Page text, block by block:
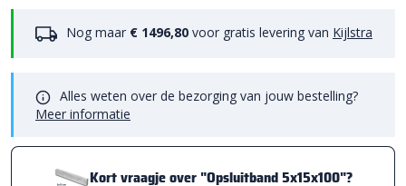
Nog maar € 1496,80 voor gratis levering van Kijlstra
Alles weten over de bezorging van jouw bestelling?
Meer informatie
Kort vraagje over "Opsluitband 5x15x100"?